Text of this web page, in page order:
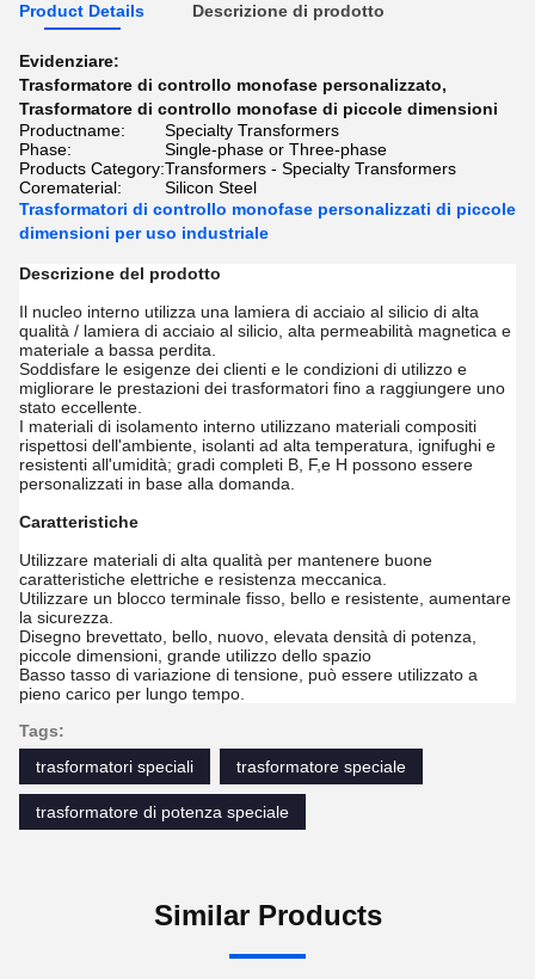
Product Details Descrizione di prodotto
Evidenziare:
Trasformatore di controllo monofase personalizzato,
Trasformatore di controllo monofase di piccole dimensioni
Productname:
Specialty Transformers
Phase:
Single-phase or Three-phase
Products Category:Transformers - Specialty Transformers
Corematerial:
Silicon Steel
Trasformatori di controllo monofase personalizzati di piccole
dimensioni per uso industriale
Descrizione del prodotto
Il nucleo interno utilizza una lamiera di acciaio al silicio di alta
qualità / lamiera di acciaio al silicio, alta permeabilità magnetica e
materiale a bassa perdita.
Soddisfare le esigenze dei clienti e le condizioni di utilizzo e
migliorare le prestazioni dei trasformatori fino a raggiungere uno
stato eccellente.
I materiali di isolamento interno utilizzano materiali compositi
rispettosi dell'ambiente, isolanti ad alta temperatura, ignifughi e
resistenti all'umidità; gradi completi B, F,e H possono essere
personalizzati in base alla domanda.
Caratteristiche
Utilizzare materiali di alta qualità per mantenere buone
caratteristiche elettriche e resistenza meccanica.
Utilizzare un blocco terminale fisso, bello e resistente, aumentare
la sicurezza.
Disegno brevettato, bello, nuovo, elevata densità di potenza,
piccole dimensioni, grande utilizzo dello spazio
Basso tasso di variazione di tensione, può essere utilizzato a
pieno carico per lungo tempo.
Tags:
trasformatori speciali
trasformatore speciale
trasformatore di potenza speciale
Similar Products